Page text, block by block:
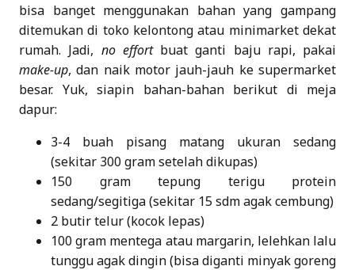
bisa banget menggunakan bahan yang gampang
ditemukan di toko kelontong atau minimarket dekat
rumah. Jadi, no effortbuat ganti baju rapi, pakai
make-up, dan naik motor jauh-jauh ke supermarket
besar. Yuk, siapin bahan-bahan berikut di meja
dapur:
3-4 buah pisang matang ukuran sedang
(sekitar 300 gram setelah dikupas)
150 gram tepung terigu protein
sedang/segitiga (sekitar 15 sdm agak cembung)
2 butir telur (kocok lepas)
100 gram mentega atau margarin, lelehkan lalu
tunggu agak dingin (bisa diganti minyak goreng